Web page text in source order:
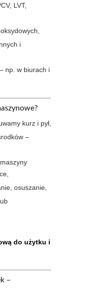
LVT,
i
np. w biurach i
kurz i pył,
–
osuszanie,
do użytku i
–